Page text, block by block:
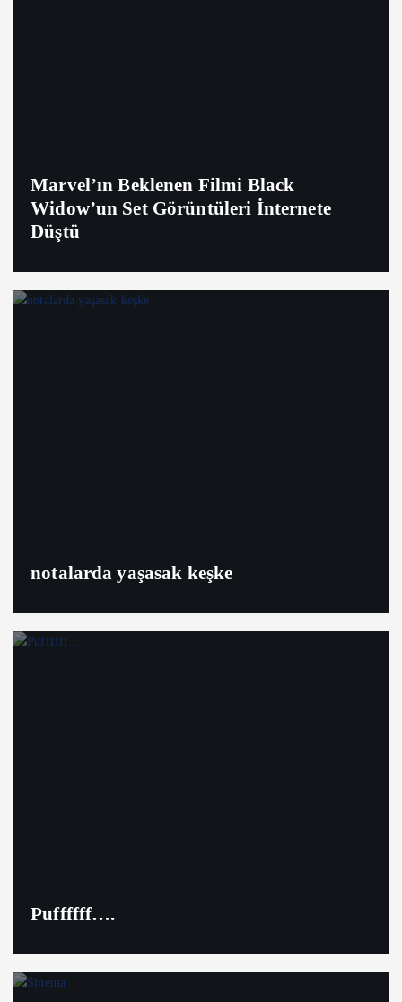
Marvel’ın Beklenen Filmi Black
Widow’un Set Görüntüleri İnternete
Düştü
notalarda yaşasak keşke
Puffffff….